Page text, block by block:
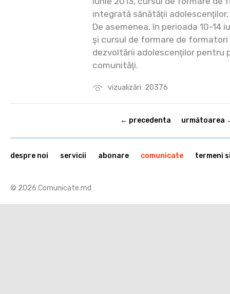
vizualizări: 20376
integrată sănătăţii
De asemenea, în perioada 10-14
şi cursul de formare de
dezvoltării adolescenţilor pentru
comunităţi.
← precedenta următoarea
© 2026 Comunicate.md
despre noi servicii abonare comunicate termeni